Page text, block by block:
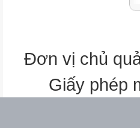
Đơn vị chủ
Giấy phép